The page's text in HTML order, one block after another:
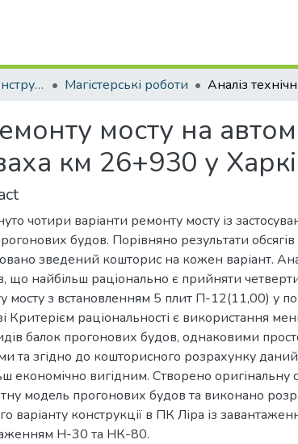
Кафедра мостів, конструкцій та будівельної механіки Магістерські роботи
мосту на
км 26+930 у
чотири варіанти ремонту мосту із
будов. Порівняно результати обсягів
зведений кошторис на кожен варіант.
що найбільш раціонально є прийняти
мосту з встановленням 5 плит П-12(11,00) у
Критерієм раціональності є використання
балок прогонових будов, однаковими
та згідно до кошторисного розрахунку даний
економічно вигідним. Створено оригінальну
модель прогонових будов та виконано
варіанту конструкції в ПК Ліра із
Н-30 та НК-80.